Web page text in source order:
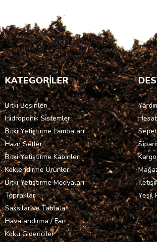
KATEGORİLER
Bitki Besinleri
Hidroponik Sistemler
Bitki Yetiştirme Lambaları
Hazır Setler
Bitki Yetiştirme Kabinleri
Köklendirme Ürünleri
Bitki Yetiştirme Medyaları
Topraklar
Saksılar ve Tablalar
Havalandırma / Fan
Koku Gidericiler
Yeşil